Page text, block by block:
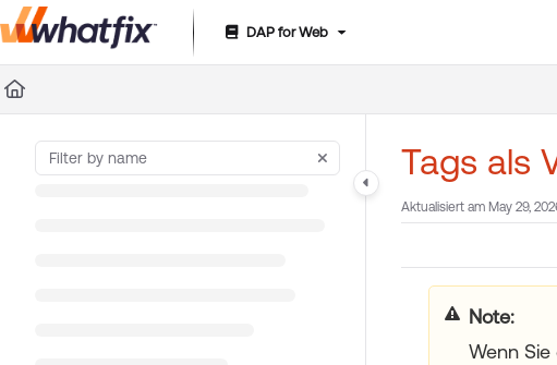
Documentation Index
Fetch the complete documentation index at:
DAP for Web
Tags als
Aktualisiert am May 29,
Hinweis:
Wenn